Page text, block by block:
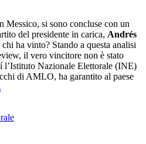
Messico, si sono concluse con un
del presidente in carica, Andrés
ha vinto? Stando a questa analisi
il vero vincitore non è stato
l’Istituto Nazionale Elettorale (INE)
di AMLO, ha garantito al paese